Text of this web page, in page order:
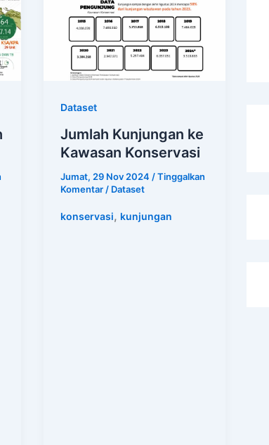
Dataset
Jumlah Kunjungan ke
Kawasan Konservasi
Jumat, 29 Nov 2024 /Tinggalkan
Komentar / Dataset
konservasi, kunjungan